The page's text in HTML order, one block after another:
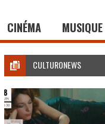
CINÉMA MUSIQUE
CULTURONEWS